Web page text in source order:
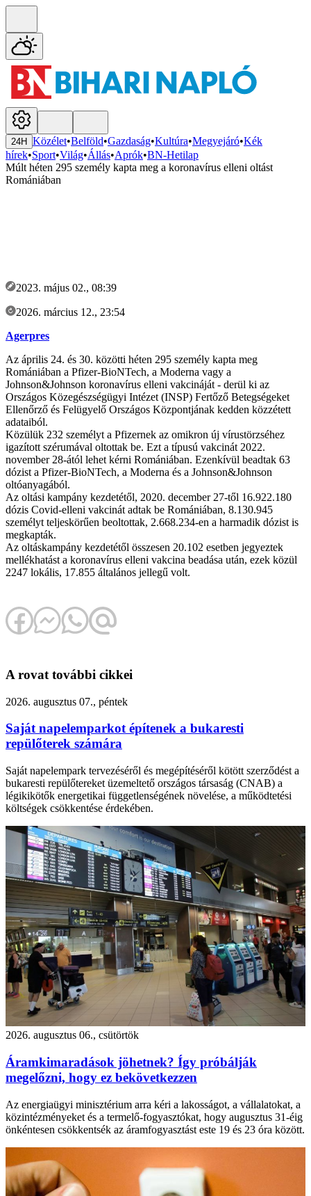
24H Közélet•Belföld•Gazdaság•Kultúra•Megyejáró•Kék
hírek•Sport•Világ•Állás•Aprók•BN-Hetilap
Múlt héten 295 személy kapta meg a koronavírus elleni oltást
Romániában
2023. május 02., 08:39
2026. március 12., 23:54
Agerpres
Az április 24. és 30. közötti héten 295 személy kapta meg
Romániában a Pfizer-BioNTech, a Moderna vagy a
Johnson&Johnson koronavírus elleni vakcináját - derül ki az
Országos Közegészségügyi Intézet (INSP) Fertőző Betegségeket
Ellenőrző és Felügyelő Országos Központjának kedden közzétett
adataiból.
Közülük 232 személyt a Pfizernek az omikron új vírustörzséhez
igazított szérumával oltottak be. Ezt a típusú vakcinát 2022.
november 28-ától lehet kérni Romániában. Ezenkívül beadtak 63
dózist a Pfizer-BioNTech, a Moderna és a Johnson&Johnson
oltóanyagából.
Az oltási kampány kezdetétől, 2020. december 27-től 16.922.180
dózis Covid-elleni vakcinát adtak be Romániában, 8.130.945
személyt teljeskörűen beoltottak, 2.668.234-en a harmadik dózist is
megkapták.
Az oltáskampány kezdetétől összesen 20.102 esetben jegyeztek
mellékhatást a koronavírus elleni vakcina beadása után, ezek közül
2247 lokális, 17.855 általános jellegű volt.
A rovat további cikkei
2026. augusztus 07., péntek
Saját napelemparkot építenek a bukaresti
repülőterek számára
Saját napelempark tervezéséről és megépítéséről kötött szerződést a
bukaresti repülőtereket üzemeltető országos társaság (CNAB) a
légikikötők energetikai függetlenségének növelése, a működtetési
költségek csökkentése érdekében.
2026. augusztus 06., csütörtök
Áramkimaradások jöhetnek? Így próbálják
megelőzni, hogy ez bekövetkezzen
Az energiaügyi minisztérium arra kéri a lakosságot, a vállalatokat, a
közintézményeket és a termelő-fogyasztókat, hogy augusztus 31-éig
önkéntesen csökkentsék az áramfogyasztást este 19 és 23 óra között.